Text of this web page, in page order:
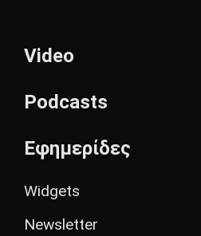
Video
Podcasts
Εφημερίδες
Widgets
Newsletter